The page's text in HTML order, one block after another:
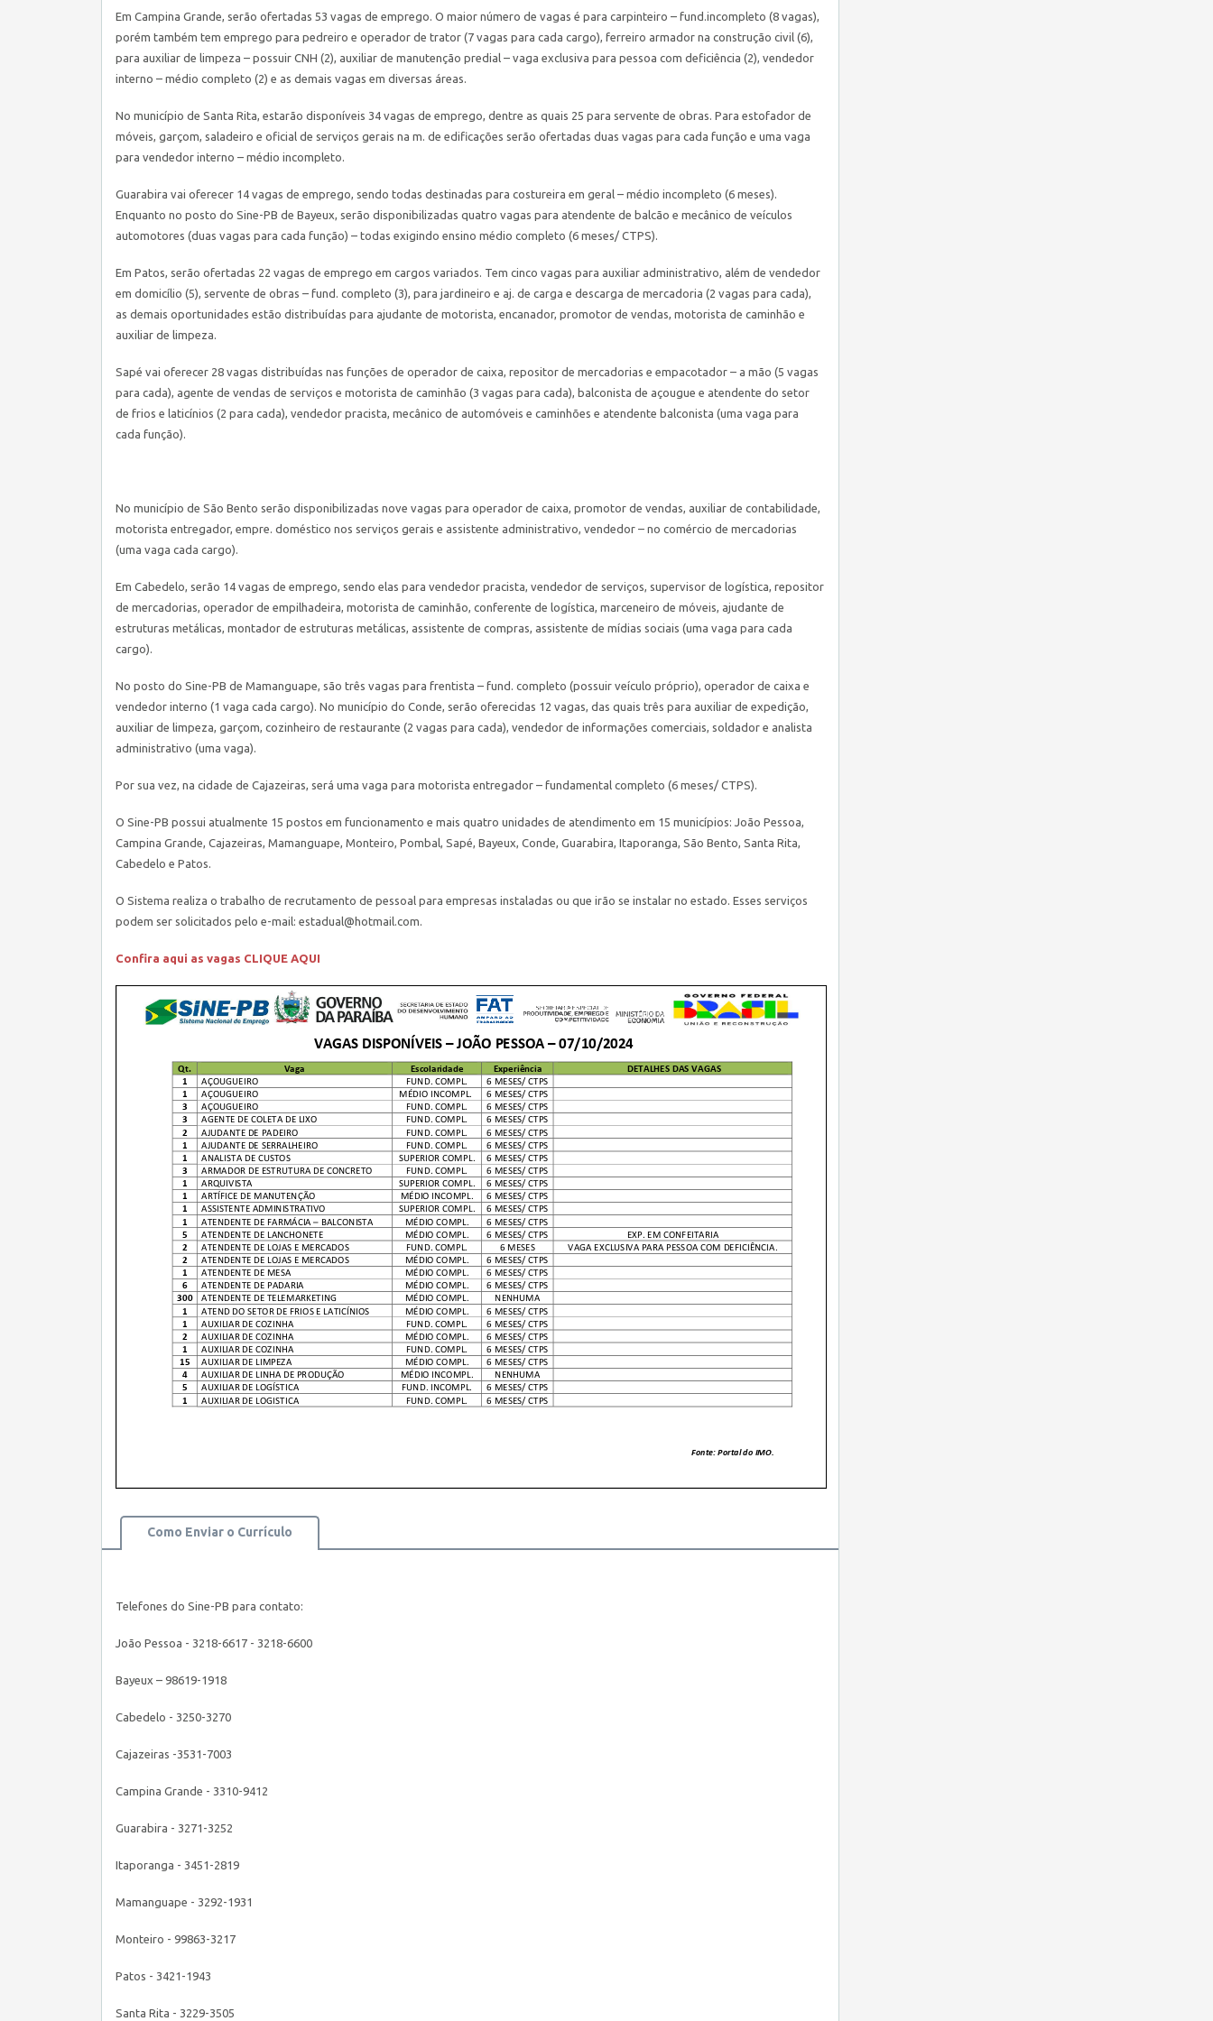
Em Campina Grande, serão ofertadas 53 vagas de emprego. O maior número de vagas é para carpinteiro – fund.incompleto (8 vagas),
porém também tem emprego para pedreiro e operador de trator (7 vagas para cada cargo), ferreiro armador na construção civil (6),
para auxiliar de limpeza – possuir CNH (2), auxiliar de manutenção predial – vaga exclusiva para pessoa com deficiência (2), vendedor
interno – médio completo (2) e as demais vagas em diversas áreas.
No município de Santa Rita, estarão disponíveis 34 vagas de emprego, dentre as quais 25 para servente de obras. Para estofador de
móveis, garçom, saladeiro e oficial de serviços gerais na m. de edificações serão ofertadas duas vagas para cada função e uma vaga
para vendedor interno – médio incompleto.
Guarabira vai oferecer 14 vagas de emprego, sendo todas destinadas para costureira em geral – médio incompleto (6 meses).
Enquanto no posto do Sine-PB de Bayeux, serão disponibilizadas quatro vagas para atendente de balcão e mecânico de veículos
automotores (duas vagas para cada função) – todas exigindo ensino médio completo (6 meses/ CTPS).
Em Patos, serão ofertadas 22 vagas de emprego em cargos variados. Tem cinco vagas para auxiliar administrativo, além de vendedor
em domicílio (5), servente de obras – fund. completo (3), para jardineiro e aj. de carga e descarga de mercadoria (2 vagas para cada),
as demais oportunidades estão distribuídas para ajudante de motorista, encanador, promotor de vendas, motorista de caminhão e
auxiliar de limpeza.
Sapé vai oferecer 28 vagas distribuídas nas funções de operador de caixa, repositor de mercadorias e empacotador – a mão (5 vagas
para cada), agente de vendas de serviços e motorista de caminhão (3 vagas para cada), balconista de açougue e atendente do setor
de frios e laticínios (2 para cada), vendedor pracista, mecânico de automóveis e caminhões e atendente balconista (uma vaga para
cada função).
No município de São Bento serão disponibilizadas nove vagas para operador de caixa, promotor de vendas, auxiliar de contabilidade,
motorista entregador, empre. doméstico nos serviços gerais e assistente administrativo, vendedor – no comércio de mercadorias
(uma vaga cada cargo).
Em Cabedelo, serão 14 vagas de emprego, sendo elas para vendedor pracista, vendedor de serviços, supervisor de logística, repositor
de mercadorias, operador de empilhadeira, motorista de caminhão, conferente de logística, marceneiro de móveis, ajudante de
estruturas metálicas, montador de estruturas metálicas, assistente de compras, assistente de mídias sociais (uma vaga para cada
cargo).
No posto do Sine-PB de Mamanguape, são três vagas para frentista – fund. completo (possuir veículo próprio), operador de caixa e
vendedor interno (1 vaga cada cargo). No município do Conde, serão oferecidas 12 vagas, das quais três para auxiliar de expedição,
auxiliar de limpeza, garçom, cozinheiro de restaurante (2 vagas para cada), vendedor de informações comerciais, soldador e analista
administrativo (uma vaga).
Por sua vez, na cidade de Cajazeiras, será uma vaga para motorista entregador – fundamental completo (6 meses/ CTPS).
O Sine-PB possui atualmente 15 postos em funcionamento e mais quatro unidades de atendimento em 15 municípios: João Pessoa,
Campina Grande, Cajazeiras, Mamanguape, Monteiro, Pombal, Sapé, Bayeux, Conde, Guarabira, Itaporanga, São Bento, Santa Rita,
Cabedelo e Patos.
O Sistema realiza o trabalho de recrutamento de pessoal para empresas instaladas ou que irão se instalar no estado. Esses serviços
podem ser solicitados pelo e-mail: estadual@hotmail.com.
Confira aqui as vagas CLIQUE AQUI
Como Enviar o Currículo
Telefones do Sine-PB para contato:
João Pessoa - 3218-6617 - 3218-6600
Bayeux – 98619-1918
Cabedelo - 3250-3270
Cajazeiras -3531-7003
Campina Grande - 3310-9412
Guarabira - 3271-3252
Itaporanga - 3451-2819
Mamanguape - 3292-1931
Monteiro - 99863-3217
Patos - 3421-1943
Santa Rita - 3229-3505